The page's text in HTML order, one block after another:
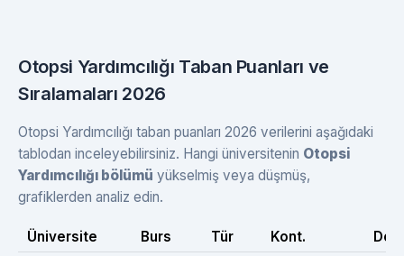
Otopsi Yardımcılığı Taban Puanları ve
Sıralamaları 2026
Otopsi Yardımcılığı taban puanları 2026 verilerini aşağıdaki
tablodan inceleyebilirsiniz. Hangi üniversitenin Otopsi
Yardımcılığı bölümü yükselmiş veya düşmüş,
grafiklerden analiz edin.
Üniversite Burs Tür Kont.